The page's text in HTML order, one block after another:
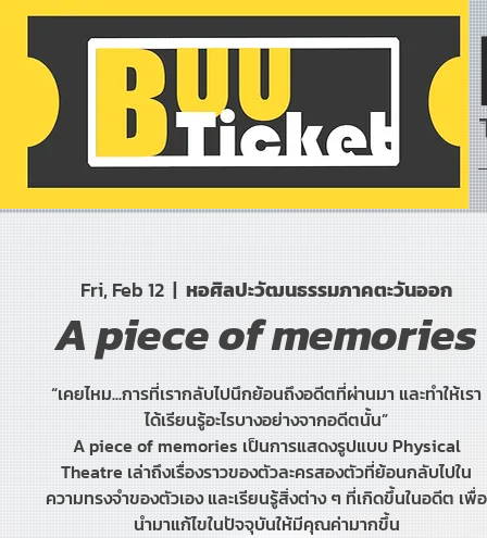
Fri, Feb 12
  |
หอศิลปะวัฒนธรรมภาคตะวันออก
A piece of memories
“เคยไหม...การที่เรากลับไปนึกย้อนถึงอดีตที่ผ่านมา และทำให้เรา
ได้เรียนรู้อะไรบางอย่างจากอดีตนั้น”
A piece of memories เป็นการแสดงรูปแบบ Physical
Theatre เล่าถึงเรื่องราวของตัวละครสองตัวที่ย้อนกลับไปใน
ความทรงจำของตัวเอง และเรียนรู้สิ่งต่าง ๆ ที่เกิดขึ้นในอดีต เพื่อ
นำมาแก้ไขในปัจจุบันให้มีคุณค่ามากขึ้น